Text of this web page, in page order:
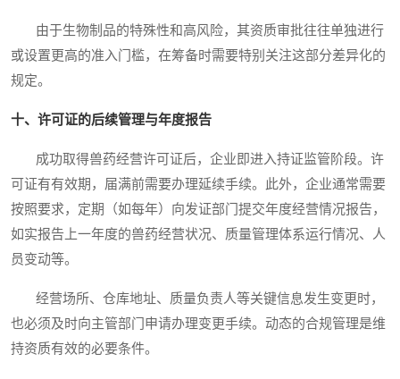
由于生物制品的特殊性和高风险，其资质审批往往单独进行
或设置更高的准入门槛，在筹备时需要特别关注这部分差异化的
规定。
十、许可证的后续管理与年度报告
成功取得兽药经营许可证后，企业即进入持证监管阶段。许
可证有有效期，届满前需要办理延续手续。此外，企业通常需要
按照要求，定期（如每年）向发证部门提交年度经营情况报告，
如实报告上一年度的兽药经营状况、质量管理体系运行情况、人
员变动等。
经营场所、仓库地址、质量负责人等关键信息发生变更时，
也必须及时向主管部门申请办理变更手续。动态的合规管理是维
持资质有效的必要条件。